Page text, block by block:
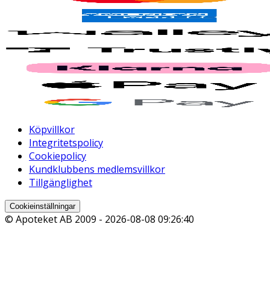
Köpvillkor
Integritetspolicy
Cookiepolicy
Kundklubbens medlemsvillkor
Tillgänglighet
Cookieinställningar
© Apoteket AB 2009 - 2026-08-08 09:26:40